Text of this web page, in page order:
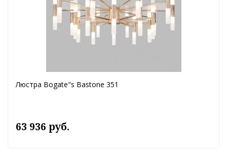
Люстра Bogate"s Bastone 351
63 936 руб.